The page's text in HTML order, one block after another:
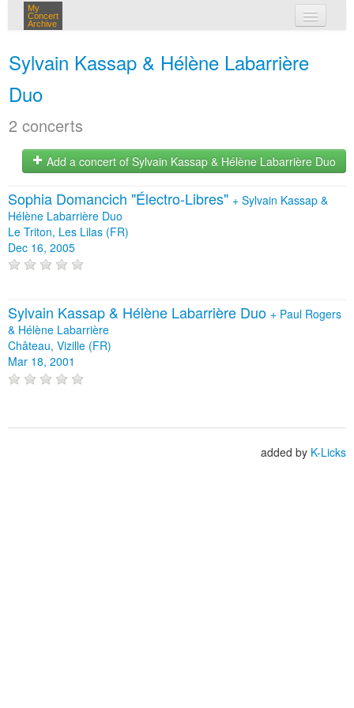
My
Concert
Archive
Sylvain Kassap & Hélène Labarrière
Duo
2 concerts
Add a concert of Sylvain Kassap & Hélène Labarrière Duo
Sophia Domancich "Électro-Libres" + Sylvain Kassap &
Hélène Labarrière Duo
Le Triton, Les Lilas (FR)
Dec 16, 2005
Sylvain Kassap & Hélène Labarrière Duo + Paul Rogers
& Hélène Labarrière
Château, Vizille (FR)
Mar 18, 2001
added by K-Licks